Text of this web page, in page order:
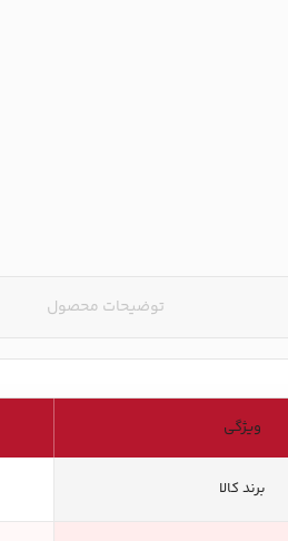
توضیحات محصول
ویژگی
برند کالا